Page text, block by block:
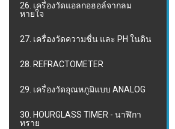
26. เครื่องวัดแอลกอฮอล์จากลม
หายใจ
27. เครื่องวัดความชื่น และ PH ในดิน
28. REFRACTOMETER
29. เครื่องวัดอุณหภูมิแบบ ANALOG
30. HOURGLASS TIMER - นาฬิกา
ทราย